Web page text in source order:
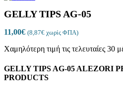
GELLY TIPS AG-05
11,00€ (8,87€ χωρίς ΦΠΑ)
Χαμηλότερη τιμή τις τελευταίες 30
GELLY TIPS AG-05 ALEZORI
PRODUCTS